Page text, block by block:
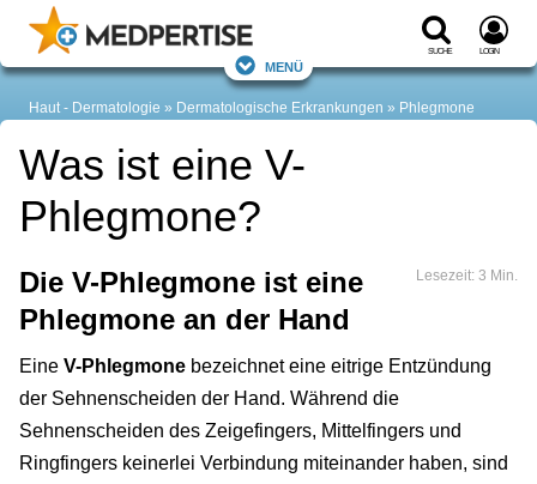
Suche Login
Menü
Haut - Dermatologie Dermatologische Erkrankungen Phlegmone
Was ist eine V-
Phlegmone?
Lesezeit: 3 Min.
Die V-Phlegmone ist eine
Phlegmone an der Hand
Eine V-Phlegmone bezeichnet eine eitrige Entzündung
der Sehnenscheiden der Hand. Während die
Sehnenscheiden des Zeigefingers, Mittelfingers und
Ringfingers keinerlei Verbindung miteinander haben, sind